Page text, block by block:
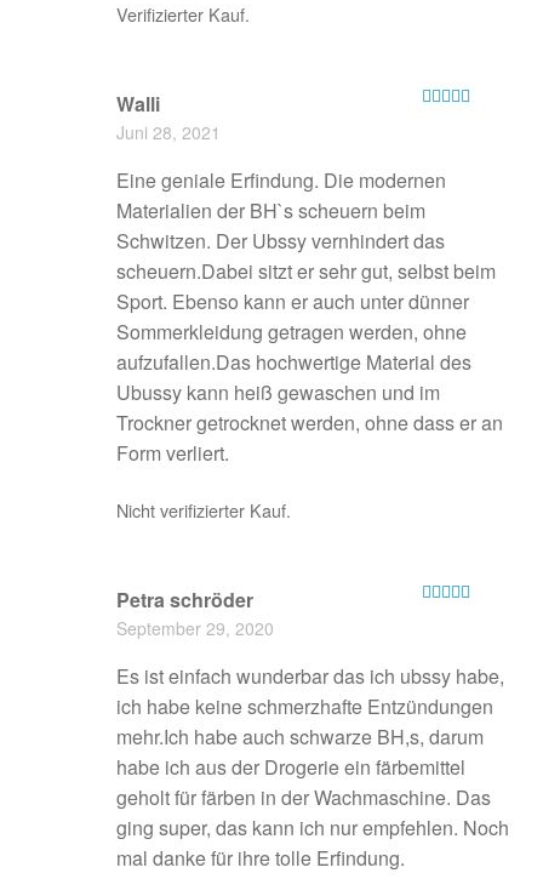
Verifizierter Kauf.
Walli
Juni 28, 2021
Eine geniale Erfindung. Die modernen
Materialien der BH`s scheuern beim
Schwitzen. Der Ubssy vernhindert das
scheuern.Dabei sitzt er sehr gut, selbst beim
Sport. Ebenso kann er auch unter dünner
Sommerkleidung getragen werden, ohne
aufzufallen.Das hochwertige Material des
Ubussy kann heiß gewaschen und im
Trockner getrocknet werden, ohne dass er an
Form verliert.
Nicht verifizierter Kauf.
Petra schröder
September 29, 2020
Es ist einfach wunderbar das ich ubssy habe,
ich habe keine schmerzhafte Entzündungen
mehr.Ich habe auch schwarze BH,s, darum
habe ich aus der Drogerie ein färbemittel
geholt für färben in der Wachmaschine. Das
ging super, das kann ich nur empfehlen. Noch
mal danke für ihre tolle Erfindung.